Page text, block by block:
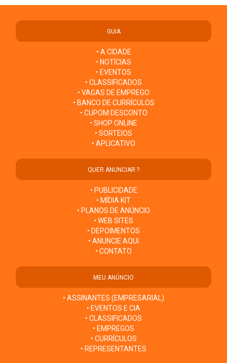
GUIA
• A CIDADE
• NOTÍCIAS
• EVENTOS
• CLASSIFICADOS
• VAGAS DE EMPREGO
• BANCO DE CURRÍCULOS
• CUPOM DESCONTO
• SHOP ONLINE
• SORTEIOS
• APLICATIVO
QUER ANUNCIAR ?
• PUBLICIDADE
• MÍDIA KIT
• PLANOS DE ANÚNCIO
• WEB SITES
• DEPOIMENTOS
• ANUNCIE AQUI
• CONTATO
MEU ANÚNCIO
• ASSINANTES (EMPRESARIAL)
• EVENTOS E CIA
• CLASSIFICADOS
• EMPREGOS
• CURRÍCULOS
• REPRESENTANTES